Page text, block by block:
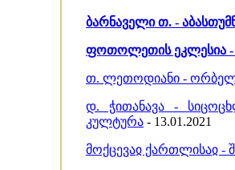
ბარნაველი თ. -
ფოთოლეთის ეკლესია
თ. ლეთოდიანი -
დ. ჭითანავა -
კულტურა - 13.01.2021
მოქცევაჲ ქართლისაჲ -